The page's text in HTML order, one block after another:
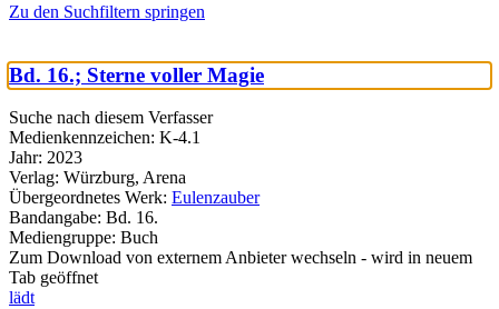
Zu den Suchfiltern springen
Bd. 16.; Sterne voller Magie
Suche nach diesem Verfasser
Medienkennzeichen: K-4.1
Jahr: 2023
Verlag: Würzburg, Arena
Übergeordnetes Werk: Eulenzauber
Bandangabe: Bd. 16.
Mediengruppe: Buch
Zum Download von externem Anbieter wechseln - wird in neuem
Tab geöffnet
lädt